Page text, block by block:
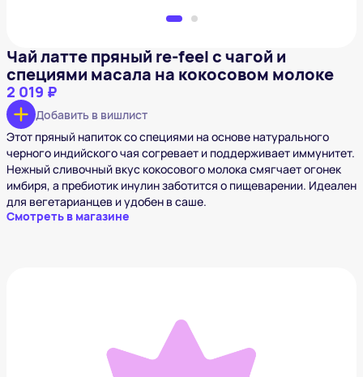
Чай латте пряный re-feel c чагой и
специями масала на кокосовом молоке
2 019 ₽
Добавить в вишлист
Этот пряный напиток со специями на основе натурального
черного индийского чая согревает и поддерживает иммунитет.
Нежный сливочный вкус кокосового молока смягчает огонек
имбиря, а пребиотик инулин заботится о пищеварении. Идеален
для вегетарианцев и удобен в саше.
Смотреть в магазине